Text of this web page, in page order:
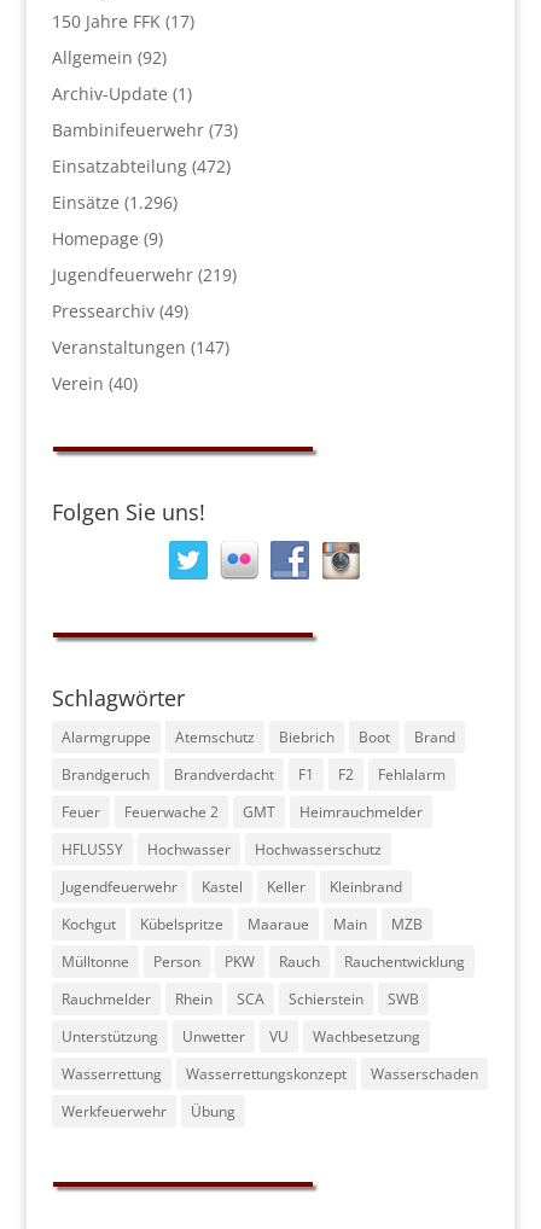
150 Jahre FFK(17)
Allgemein (92)
Archiv-Update (1)
Bambinifeuerwehr(73)
Einsatzabteilung(472)
Einsätze (1.296)
Homepage (9)
Jugendfeuerwehr(219)
Pressearchiv(49)
Veranstaltungen (147)
Verein (40)
Folgen Sie uns!
Schlagwörter
Alarmgruppe Atemschutz Biebrich Boot
Brand
Brandgeruch
Brandverdacht F1 F2
Fehlalarm
Feuer
Feuerwache 2 GMT
Heimrauchmelder
HFLUSSY
Hochwasser
Hochwasserschutz
Jugendfeuerwehr
Kastel Keller
Kleinbrand
Kochgut
Kübelspritze Maaraue Main
MZB
Mülltonne
Person PKW Rauch
Rauchentwicklung
Rauchmelder
Rhein SCA Schierstein
SWB
Unterstützung
Unwetter VU
Wachbesetzung
Wasserrettung
Wasserrettungskonzept
Wasserschaden
Werkfeuerwehr
Übung